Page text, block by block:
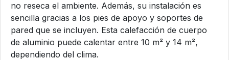
no reseca el ambiente. Además, su instalación es
sencilla gracias a los pies de apoyo y soportes de
pared que se incluyen. Esta calefacción de cuerpo
de aluminio puede calentar entre 10 m² y 14 m²,
dependiendo del clima.